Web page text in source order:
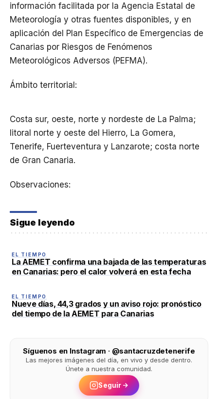
información facilitada por la Agencia Estatal de
Meteorología y otras fuentes disponibles, y en
aplicación del Plan Específico de Emergencias de
Canarias por Riesgos de Fenómenos
Meteorológicos Adversos (PEFMA).
Ámbito territorial:
Costa sur, oeste, norte y nordeste de La Palma;
litoral norte y oeste del Hierro, La Gomera,
Tenerife, Fuerteventura y Lanzarote; costa norte
de Gran Canaria.
Observaciones:
Sigue leyendo
EL TIEMPO
La AEMET confirma una bajada de las temperaturas
en Canarias: pero el calor volverá en esta fecha
EL TIEMPO
Nueve días, 44,3 grados y un aviso rojo: pronóstico
del tiempo de la AEMET para Canarias
Síguenos en Instagram · @santacruzdetenerife
Las mejores imágenes del día, en vivo y desde dentro.
Únete a nuestra comunidad.
Seguir